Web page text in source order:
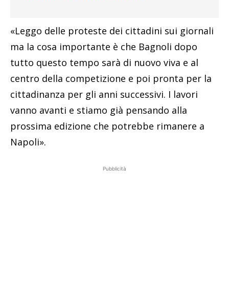
«Leggo delle proteste dei cittadini sui giornali
ma la cosa importante è che Bagnoli dopo
tutto questo tempo sarà di nuovo viva e al
centro della competizione e poi pronta per la
cittadinanza per gli anni successivi. I lavori
vanno avanti e stiamo già pensando alla
prossima edizione che potrebbe rimanere a
Napoli».
Pubblicità